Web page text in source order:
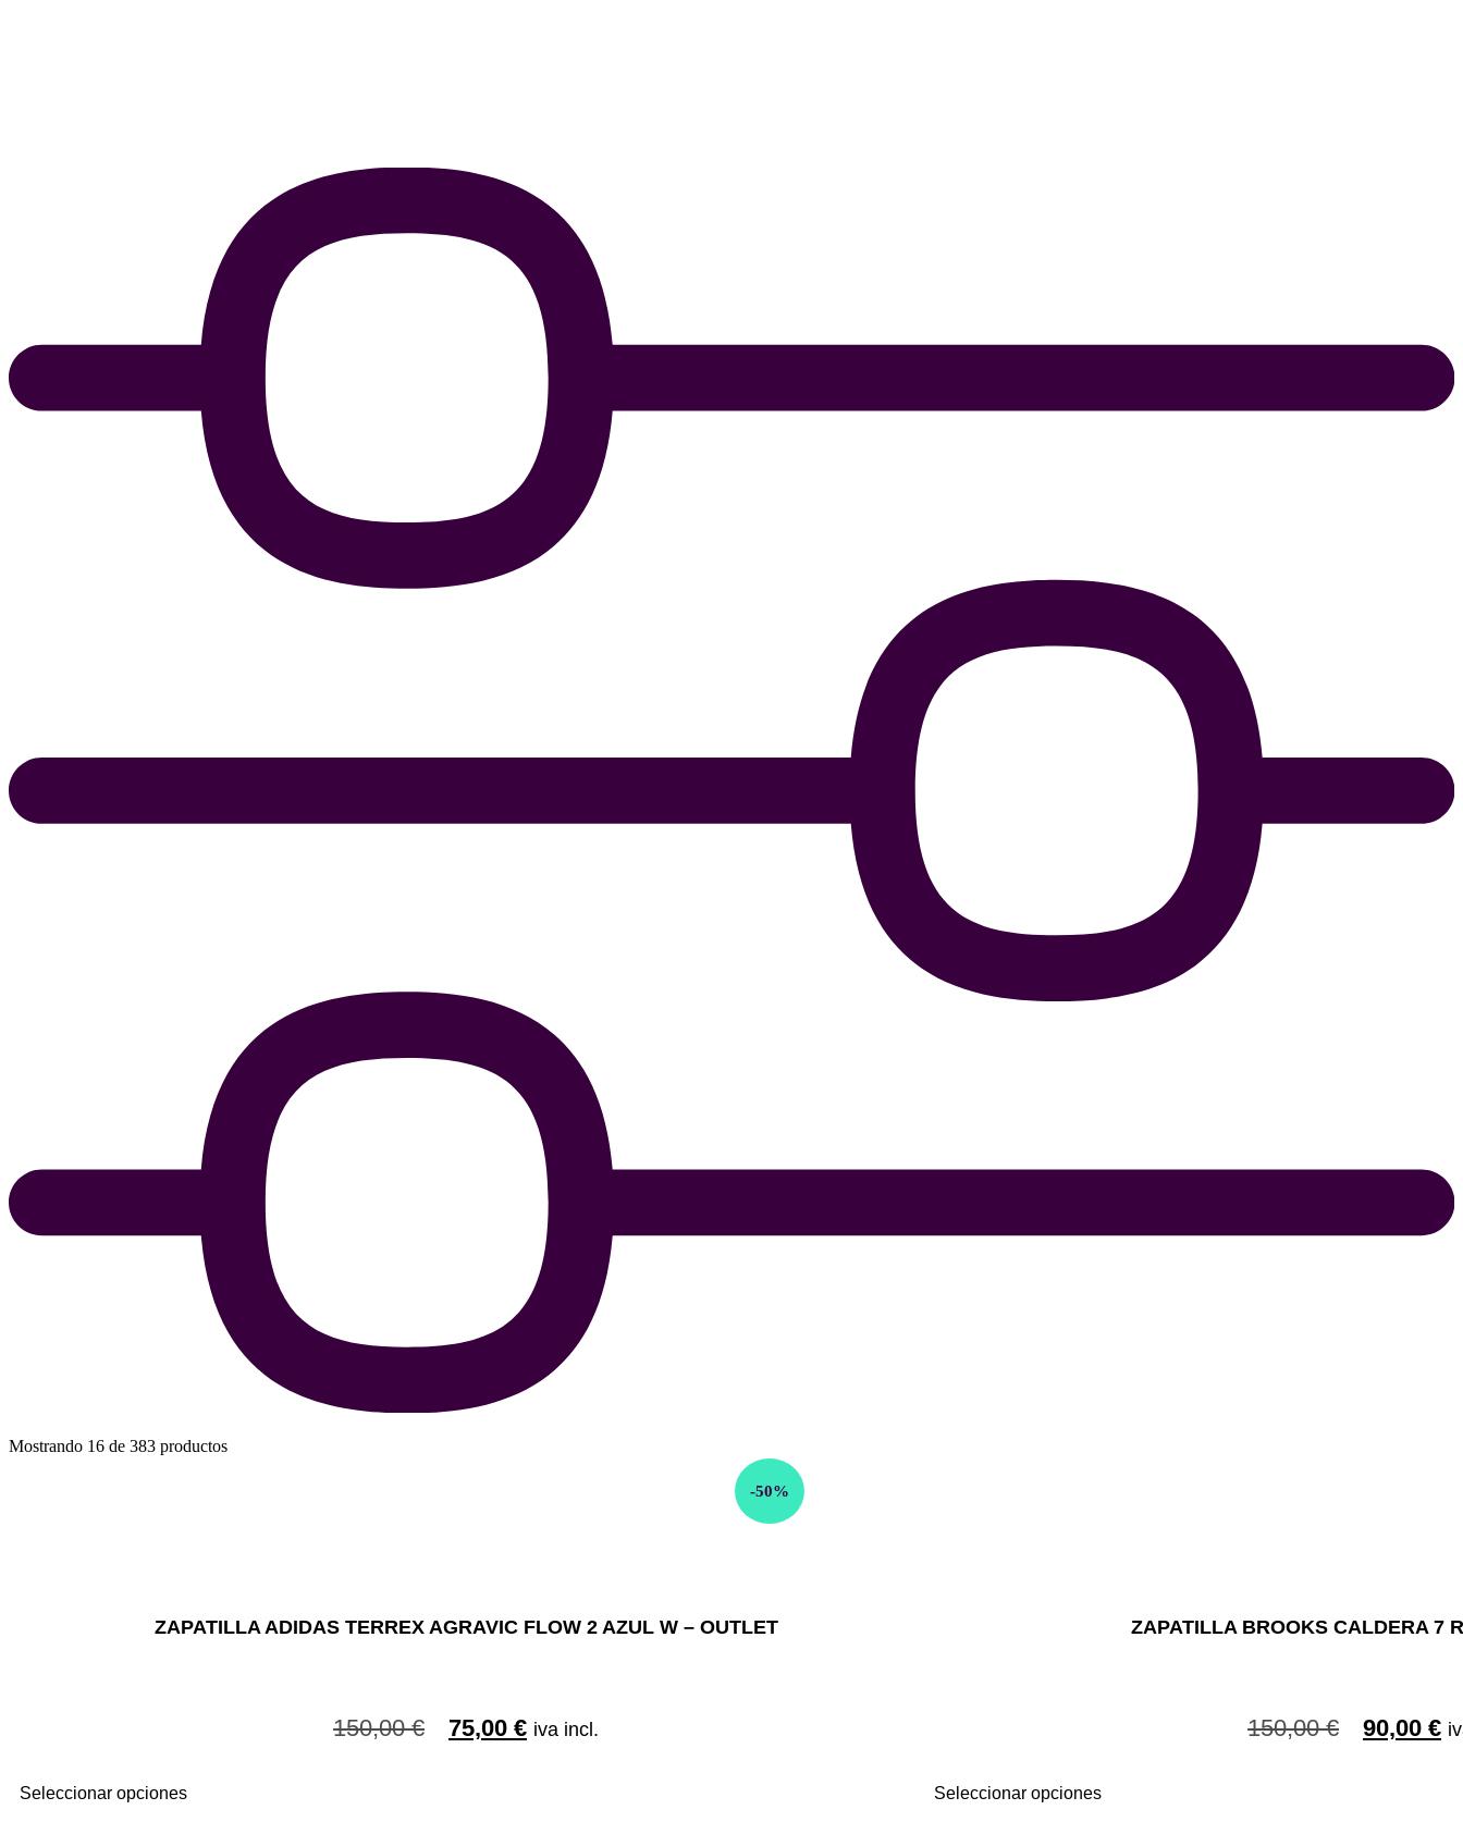
Mostrando 16 de 383 productos
-50%
ZAPATILLA ADIDAS TERREX AGRAVIC FLOW 2 AZUL W – OUTLET
150,00€ 75,00 € iva incl.
Seleccionar opciones
ZAPATILLA BROOKS CALDERA 7
150,00€ 90,00 €
Seleccionar opciones